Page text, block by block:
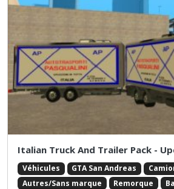
Italian Truck And Trailer Pack -
Véhicules GTA San Andreas
Autres/Sans marque
Remorque